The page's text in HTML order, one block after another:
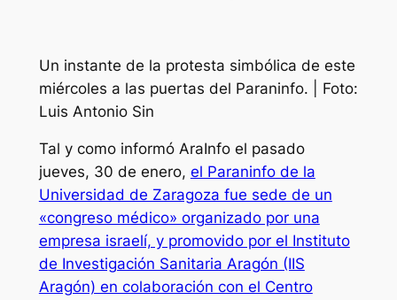
Un instante de la protesta simbólica de este
miércoles a las puertas del Paraninfo. | Foto:
Luis Antonio Sin
Tal y como informó AraInfo el pasado
jueves, 30 de enero, el Paraninfo de la
Universidad de Zaragoza fue sede de un
«congreso médico» organizado por una
empresa israelí, y promovido por el Instituto
de Investigación Sanitaria Aragón (IIS
Aragón) en colaboración con el Centro